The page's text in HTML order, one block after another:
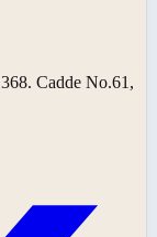
Cadde No.61,